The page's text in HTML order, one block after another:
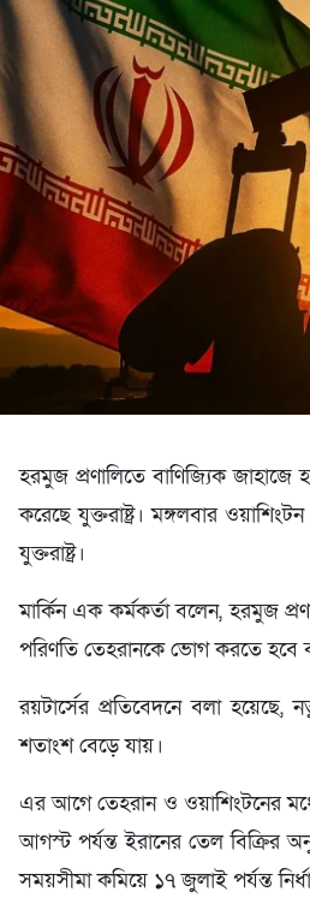
হরমুজ প্রণালিতে বাণিজ্যিক
করেছে যুক্তরাষ্ট্র। মঙ্গলবার
যুক্তরাষ্ট্র।
মার্কিন এক কর্মকর্তা বলেন, হরমুজ
পরিণতি তেহরানকে ভোগ করতে হবে
রয়টার্সের প্রতিবেদনে বলা হয়েছে,
শতাংশ বেড়ে যায়।
এর আগে তেহরান ও ওয়াশিংটনের
আগস্ট পর্যন্ত ইরানের তেল বিক্রির
সময়সীমা কমিয়ে ১৭ জুলাই পর্যন্ত